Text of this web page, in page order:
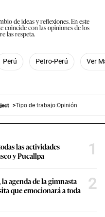
de ideas y reflexiones. En este
coincide con las opiniones de los
las respeta.
Perú Petro-Perú Ver
Tipo de trabajo:Opinión
las actividades
y Pucallpa
1
agenda de la gimnasta
que emocionará a toda
2